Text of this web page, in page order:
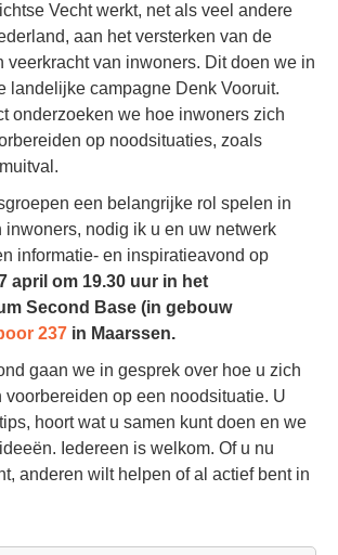
Vecht werkt, net als veel andere
aan het versterken van de
veerkracht van inwoners. Dit doen we in
landelijke campagne Denk Vooruit.
onderzoeken we hoe inwoners zich
op noodsituaties, zoals
een belangrijke rol spelen in
inwoners, nodig ik u en uw netwerk
informatie- en inspiratieavond op
april om 19.30 uur in het
Second Base (in gebouw
237 in Maarssen.
gaan we in gesprek over hoe u zich
voorbereiden op een noodsituatie. U
hoort wat u samen kunt doen en we
Iedereen is welkom. Of u nu
anderen wilt helpen of al actief bent in